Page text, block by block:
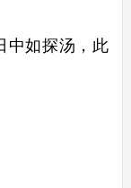
中如探汤，此